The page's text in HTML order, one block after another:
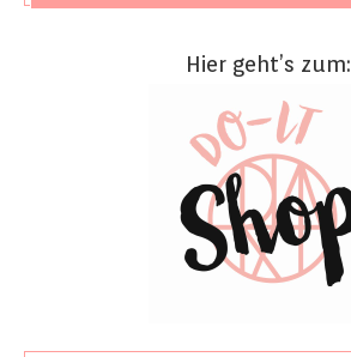
Hier geht’s zum: